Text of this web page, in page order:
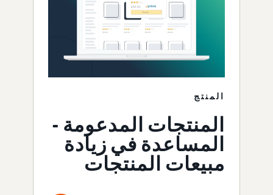
المنتج
المنتجات المدعومة -
المساعدة في زيادة
مبيعات المنتجات